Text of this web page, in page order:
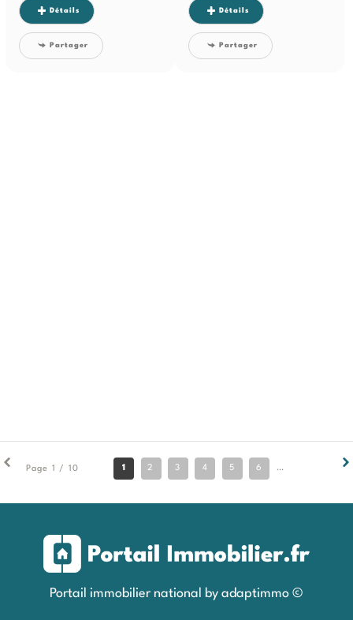
Détails
Partager
Détails
Partager
Page 1 / 10 1 2 3 4 5 6 7 9
Portail immobilier national by adaptimmo ©